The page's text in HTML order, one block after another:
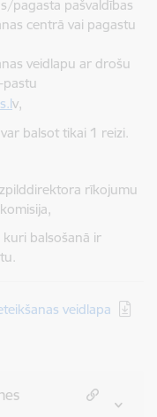
pagasta pašvaldības
centrā vai pagastu
veidlapu ar drošu
v,
balsot tikai 1 reizi.
rīkojumu
balsošanā ir
veidlapa